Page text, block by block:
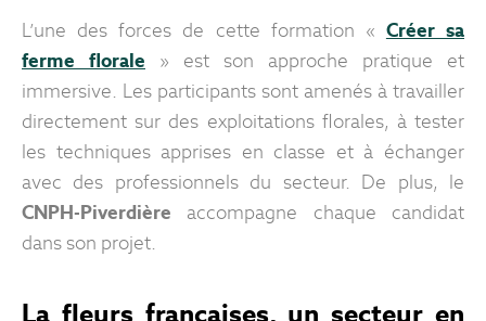
L’une des forces de cette formation « Créer sa
ferme florale » est son approche pratique et
immersive. Les participants sont amenés à travailler
directement sur des exploitations florales, à tester
les techniques apprises en classe et à échanger
avec des professionnels du secteur. De plus, le
CNPH-Piverdière accompagne chaque candidat
dans son projet.
La fleurs françaises, un secteur en